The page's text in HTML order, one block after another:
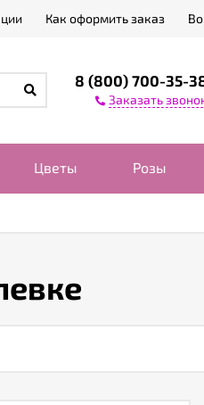
Как оформить заказ
8 (800) 700-35-
Заказать
Цветы Розы